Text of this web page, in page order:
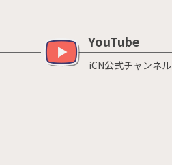
YouTube
iCN公式チャンネル